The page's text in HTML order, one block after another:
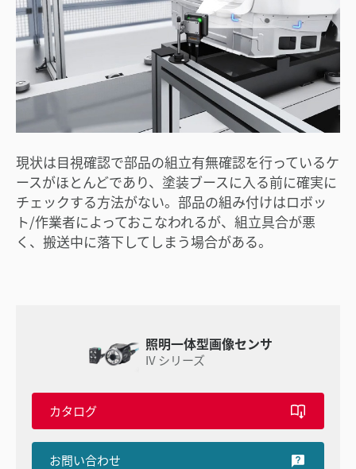
現状は目視確認で部品の組立有無確認を行っているケ
ースがほとんどであり、塗装ブースに入る前に確実に
チェックする方法がない。部品の組み付けはロボッ
ト/作業者によっておこなわれるが、組立具合が悪
く、搬送中に落下してしまう場合がある。
照明一体型画像センサ
IV シリーズ
カタログ
お問い合わせ